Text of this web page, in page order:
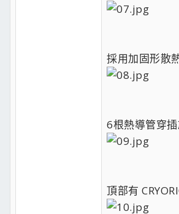
採用加固形散
6根熱導管穿插
頂部有